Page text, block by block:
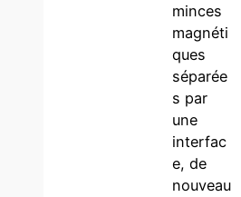
minces
magnéti
ques
séparée
s par
une
interfac
e, de
nouveau